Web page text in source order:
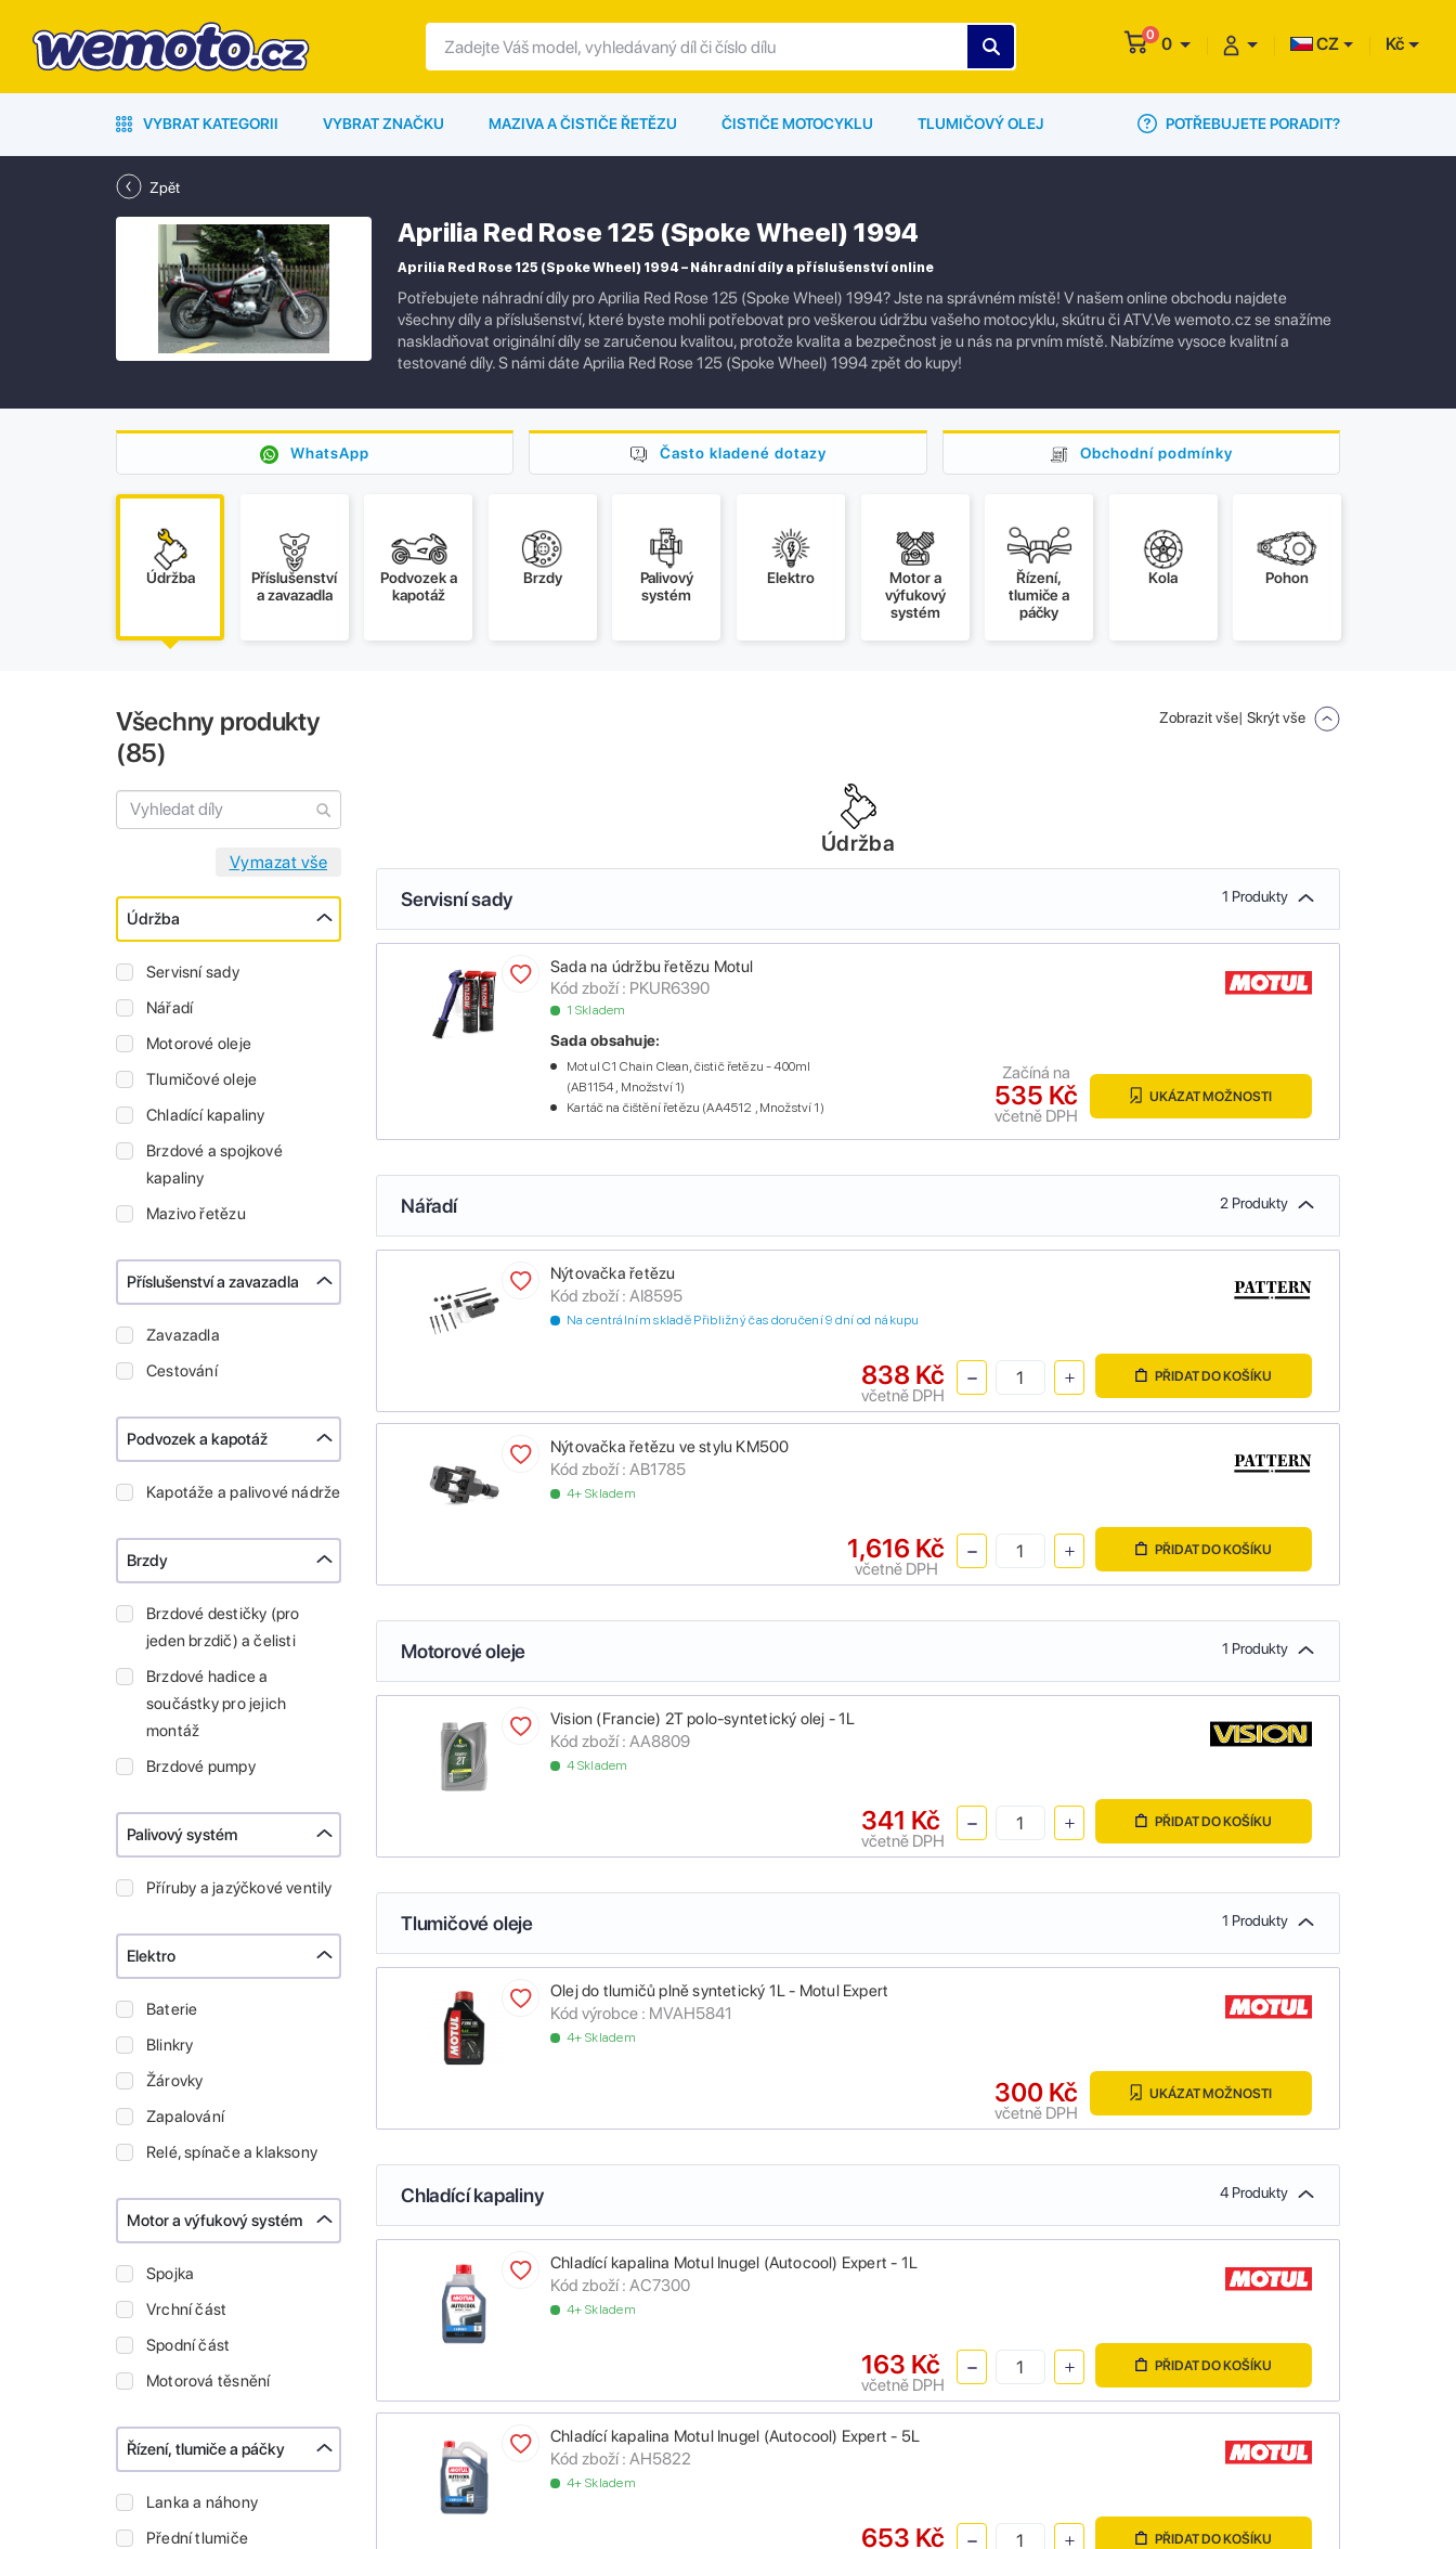
0 0 CZ Kč
VYBRAT KATEGORII VYBRAT ZNAČKU MAZIVA A ČISTIČE ŘETĚZU ČISTIČE MOTOCYKLU TLUMIČOVÝ OLEJ POTŘEBUJETE PORADIT?
Zpět
Aprilia Red Rose 125 (Spoke Wheel) 1994
Aprilia Red Rose 125 (Spoke Wheel) 1994 – Náhradní díly a příslušenství online
Potřebujete náhradní díly pro Aprilia Red Rose 125 (Spoke Wheel) 1994? Jste na správném místě! V našem online obchodu najdete
všechny díly a příslušenství, které byste mohli potřebovat pro veškerou údržbu vašeho motocyklu, skútru či ATV.Ve wemoto.cz se snažíme
naskladňovat originální díly se zaručenou kvalitou, protože kvalita a bezpečnost je u nás na prvním místě. Nabízíme vysoce kvalitní a
testované díly. S námi dáte Aprilia Red Rose 125 (Spoke Wheel) 1994 zpět do kupy!
WhatsApp Často kladené dotazy Obchodní podmínky
Údržba
Příslušenství
a zavazadla
Podvozek a
kapotáž
Brzdy
Palivový
systém
Elektro
Motor a
výfukový
systém
Řízení,
tlumiče a
páčky
Kola Pohon
Všechny produkty
(85)
Údržba
Servisní sady
Nářadí
Motorové oleje
Tlumičové oleje
Chladící kapaliny
Brzdové a spojkové
kapaliny
Mazivo řetězu
Příslušenství a zavazadla
Zavazadla
Cestování
Podvozek a kapotáž
Kapotáže a palivové nádrže
Brzdy
Brzdové destičky (pro
jeden brzdič) a čelisti
Brzdové hadice a
součástky pro jejich
montáž
Brzdové pumpy
Palivový systém
Příruby a jazýčkové ventily
Elektro
Baterie
Blinkry
Žárovky
Zapalování
Relé, spínače a klaksony
Motor a výfukový systém
Spojka
Vrchní část
Spodní část
Motorová těsnění
Řízení, tlumiče a páčky
Lanka a náhony
Přední tlumiče
Zobrazit vše| Skrýt vše
Údržba
Servisní sady 1 Produkty
Sada na údržbu řetězu Motul
Kód zboží : PKUR6390
1 Skladem
Sada obsahuje:
Motul C1 Chain Clean, čistič řetězu - 400ml
(AB1154 , Množství 1)
Kartáč na čištění řetězu (AA4512 , Množství 1)
535 Kč
včetně DPH
Začíná na
UKÁZAT MOŽNOSTI
Nářadí 2 Produkty
Nýtovačka řetězu
Kód zboží : AI8595
Na centrálním skladě Přibližný čas doručení 9 dní od nákupu
838 Kč
včetně DPH
PŘIDAT DO KOŠÍKU
Nýtovačka řetězu ve stylu KM500
Kód zboží : AB1785
4+ Skladem
1,616 Kč
včetně DPH
PŘIDAT DO KOŠÍKU
Motorové oleje 1 Produkty
Vision (Francie) 2T polo-syntetický olej - 1L
Kód zboží : AA8809
4 Skladem
341 Kč
včetně DPH
PŘIDAT DO KOŠÍKU
Tlumičové oleje 1 Produkty
Olej do tlumičů plně syntetický 1L - Motul Expert
Kód výrobce : MVAH5841
4+ Skladem
300 Kč
včetně DPH
UKÁZAT MOŽNOSTI
Chladící kapaliny 4 Produkty
Chladící kapalina Motul Inugel (Autocool) Expert - 1L
Kód zboží : AC7300
4+ Skladem
163 Kč
včetně DPH
PŘIDAT DO KOŠÍKU
Chladící kapalina Motul Inugel (Autocool) Expert - 5L
Kód zboží : AH5822
4+ Skladem
653 Kč PŘIDAT DO KOŠÍKU